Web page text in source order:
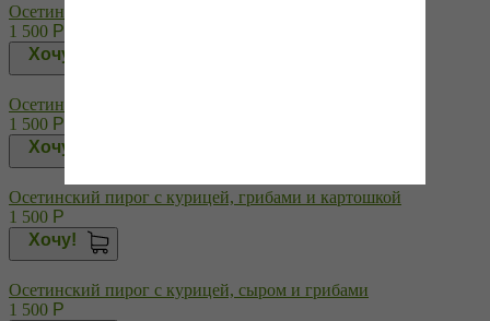
Осетинский пирог с курицей и сыром
1 500 Р
Хочу!
Осетинский пирог с курицей и шпинатом
1 500 Р
Хочу!
Осетинский пирог с курицей, грибами и картошкой
1 500 Р
Хочу!
Осетинский пирог с курицей, сыром и грибами
1 500 Р